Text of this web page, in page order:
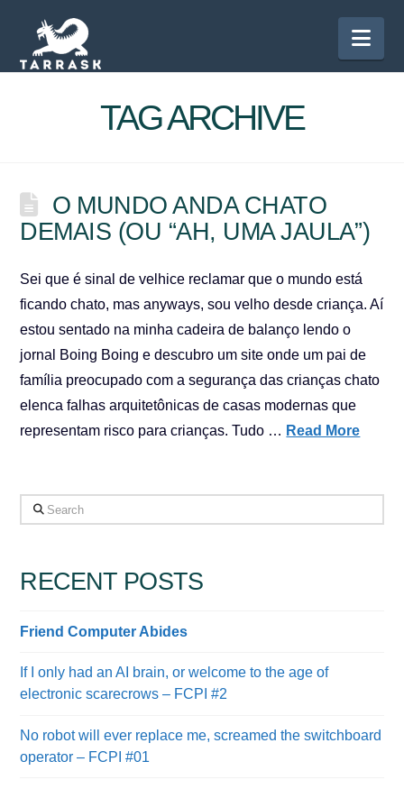
TAG ARCHIVE
O MUNDO ANDA CHATO
DEMAIS (OU “AH, UMA JAULA”)
Sei que é sinal de velhice reclamar que o mundo está
ficando chato, mas anyways, sou velho desde criança. Aí
estou sentado na minha cadeira de balanço lendo o
jornal Boing Boing e descubro um site onde um pai de
família preocupado com a segurança das crianças chato
elenca falhas arquitetônicas de casas modernas que
representam risco para crianças. Tudo … Read More
Search
RECENT POSTS
Friend Computer Abides
If I only had an AI brain, or welcome to the age of
electronic scarecrows – FCPI #2
No robot will ever replace me, screamed the switchboard
operator – FCPI #01